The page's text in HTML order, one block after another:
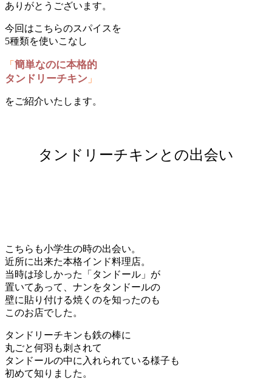
ありがとうございます。
今回はこちらのスパイスを
5種類を使いこなし
「 簡単なのに本格的
タンドリーチキン 」
をご紹介いたします。
タンドリーチキンとの出会い
こちらも小学生の時の出会い。
近所に出来た本格インド料理店。
当時は珍しかった「タンドール」が
置いてあって、ナンをタンドールの
壁に貼り付ける焼くのを知ったのも
このお店でした。
タンドリーチキンも鉄の棒に
丸ごと何羽も刺されて
タンドールの中に入れられている様子も
初めて知りました。